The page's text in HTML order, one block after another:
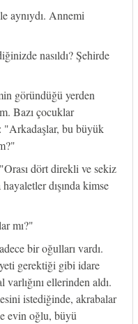
aynıydı. Annemi
nasıldı? Şehirde
göründüğü yerden
Bazı çocuklar
"Arkadaşlar, bu büyük
dört direkli ve sekiz
dışında kimse
mı?"
bir oğulları vardı.
gerektiği gibi idare
ellerinden aldı.
istediğinde, akrabalar
evin oğlu, büyü